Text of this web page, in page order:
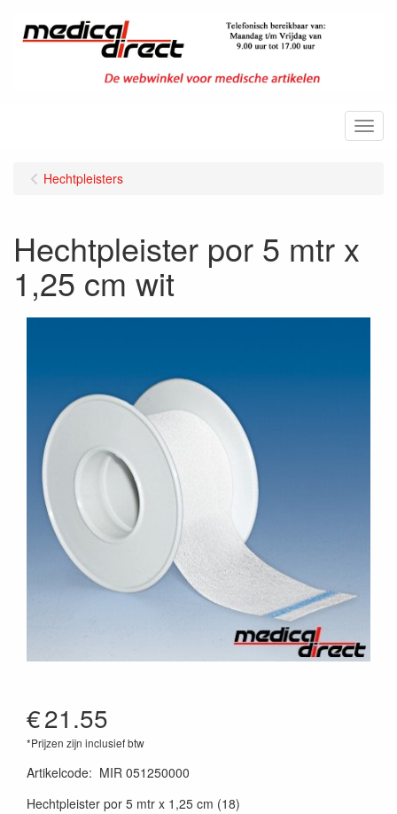
Menu
Hechtpleisters
Hechtpleister por 5 mtr x
1,25 cm wit
€21.55
*Prijzen zijn inclusief btw
Artikelcode: MIR 051250000
Hechtpleister por 5 mtr x 1,25 cm (18)